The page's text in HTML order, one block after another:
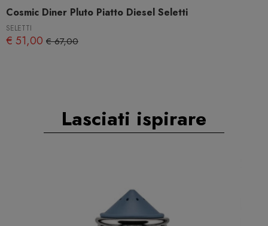
Cosmic Diner Pluto Piatto Diesel Seletti
SELETTI
€ 51,00 € 67,00
Lasciati ispirare